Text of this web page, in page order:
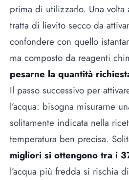
prima di utilizzarlo. Una volta
tratta di lievito secco da
confondere con quello
ma composto da reagenti
pesarne la quantità
Il passo successivo per
l’acqua: bisogna misurarne
solitamente indicata nella
temperatura ben precisa.
migliori si ottengono tra i
l’acqua più fredda si rischia